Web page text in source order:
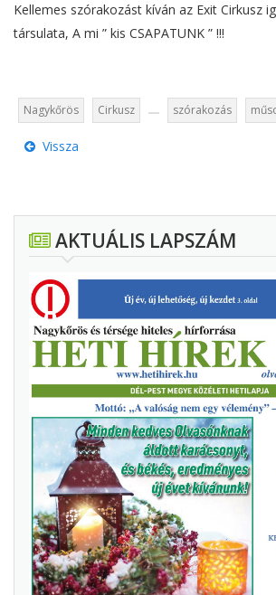
Kellemes szórakozást kíván az Exit Cirkusz
társulata, A mi ” kis CSAPATUNK ” !!!
Nagykőrös Cirkusz szórakozás
Vissza
AKTUÁLIS LAPSZÁM